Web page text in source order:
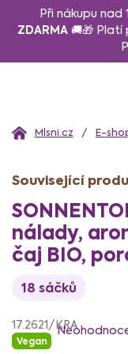
Při nákupu nad
ZDARMA 🚚🎁 Platí
Domů E-
nálady,
čaj BIO,
18 sáčků
17.2621/KRA
Vegan
hodnocení
Související